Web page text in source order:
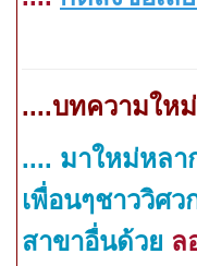
....บทความให
.... มาใหม่หลา
เพื่อนๆชาววิศ
สาขาอื่นด้วย ล